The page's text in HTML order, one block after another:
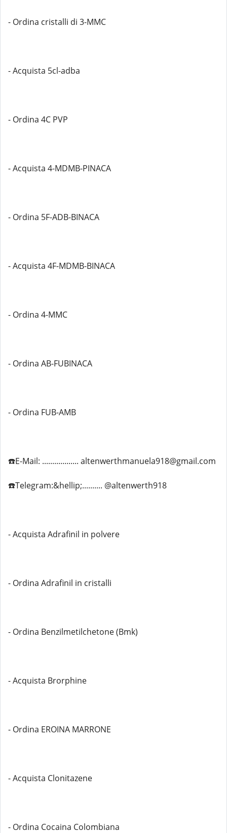
- Ordina cristalli di 3-MMC
- Acquista 5cl-adba
- Ordina 4C PVP
- Acquista 4-MDMB-PINACA
- Ordina 5F-ADB-BINACA
- Acquista 4F-MDMB-BINACA
- Ordina 4-MMC
- Ordina AB-FUBINACA
- Ordina FUB-AMB
☎️E-Mail: .................. altenwerthmanuela918@gmail.com
☎️Telegram:&hellip;.......... @altenwerth918
- Acquista Adrafinil in polvere
- Ordina Adrafinil in cristalli
- Ordina Benzilmetilchetone (Bmk)
- Acquista Brorphine
- Ordina EROINA MARRONE
- Acquista Clonitazene
- Ordina Cocaina Colombiana